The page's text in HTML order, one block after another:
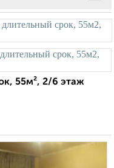
55м², 2/6 этаж